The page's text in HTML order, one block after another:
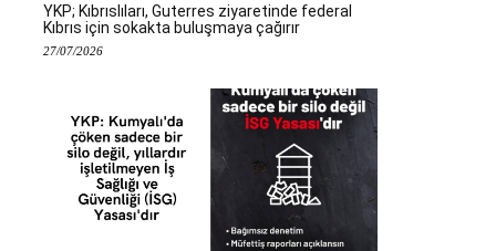
YKP; Kıbrıslıları, Guterres ziyaretinde federal
Kıbrıs için sokakta buluşmaya çağırır
27/07/2026